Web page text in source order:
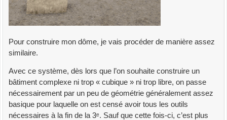
Pour construire mon dôme, je vais procéder de manière assez
similaire.
Avec ce système, dès lors que l’on souhaite construire un
bâtiment complexe ni trop « cubique » ni trop libre, on passe
nécessairement par un peu de géométrie généralement assez
basique pour laquelle on est censé avoir tous les outils
nécessaires à la fin de la 3ᵉ. Sauf que cette fois-ci, c’est plus